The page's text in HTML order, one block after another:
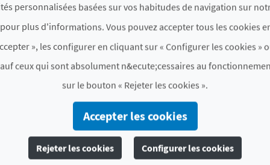
préparé despacks ou des plans dans lesquels les
dans leurhôtel trois étoiles,leur auberge
une escapade complète et qui ne s’oublie
HOCESVENTURA
personnalisées basées sur vos habitudes de navigation sur
pour plus d'informations. Vous pouvez accepter tous les cookies
», les configurer en cliquant sur « Configurer les cookies »
ceux qui sont absolument n&ecute;cessaires au
sur le bouton « Rejeter les cookies ».
Accepter les cookies
Rejeter les cookies Configurer les cookies